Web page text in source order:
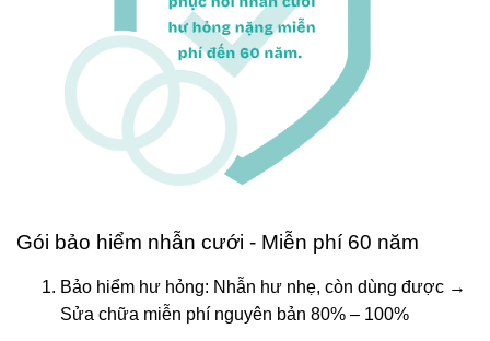
Gói bảo hiểm nhẫn cưới - Miễn phí 60 năm
Bảo hiểm hư hỏng: Nhẫn hư nhẹ, còn dùng được →
Sửa chữa miễn phí nguyên bản 80% – 100%